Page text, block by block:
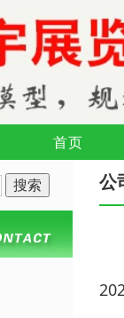
首页
公